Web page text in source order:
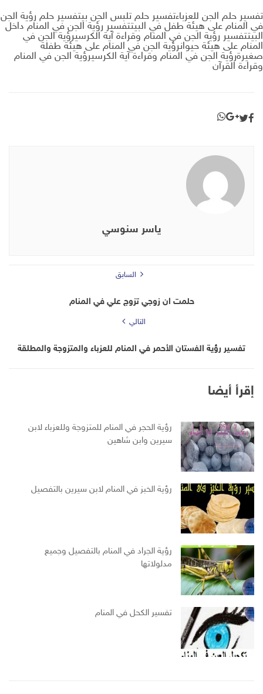
تفسير حلم الجن للعزباءتفسير حلم تلبس الجن بيتفسير حلم رؤية الجن
في المنام على هيئة طفل في البيتتفسير رؤية الجن في المنام داخل
البيتتفسير رؤية الجن في المنام وقراءة آية الكرسيرؤية الجن في
المنام على هيئة حيوانرؤية الجن في المنام على هيئة طفلة
صغيرةرؤية الجن في المنام وقراءة آية الكرسيرؤية الجن في المنام
وقراءة القرآن
ياسر سنوسي
السابق
حلمت ان زوجي تزوج علي في المنام
التالي
تفسير رؤية الفستان الأحمر في المنام للعزباء والمتزوجة والمطلقة
إقرأ أيضا
رؤية الحجر في المنام للمتزوجة وللعزباء لابن
سيرين وابن شاهين
رؤية الخبز في المنام لابن سيرين بالتفصيل
رؤية الجراد في المنام بالتفصيل وجميع
مدلولاتها
تفسير الكحل في المنام